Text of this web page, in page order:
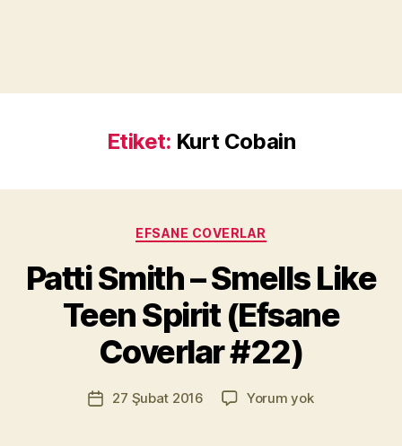
Etiket: Kurt Cobain
Kategoriler
EFSANE COVERLAR
Patti Smith – Smells Like
Teen Spirit (Efsane
Coverlar #22)
Yazının
yazarı
Y
z
a
M
u
a
Yazı27 Şubat 2016 Yorum yokPatti